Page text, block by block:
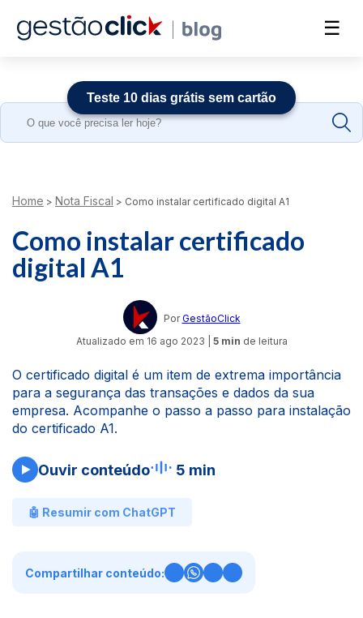
☰
Search
Home > Nota Fiscal > Como instalar certificado digital A1
Como instalar certificado
digital A1
Por GestãoClick
Atualizado em 16 ago 2023 5 min de leitura
O certificado digital é um item de extrema importância
para a segurança das transações e dados da sua
empresa. Acompanhe o passo a passo para instalação
do certificado A1.
Ouvir conteúdo 5 min
🤖 Resumir com ChatGPT
Compartilhar conteúdo:
Teste 10 dias grátis sem cartão